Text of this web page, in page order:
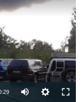
available